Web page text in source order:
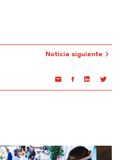
EmailFacebookLinkedin
Noticia siguiente